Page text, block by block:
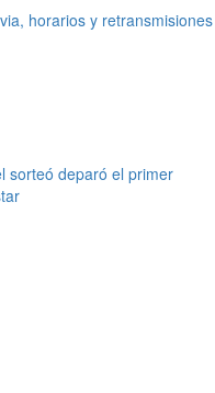
horarios y retransmisiones
sorteó deparó el primer